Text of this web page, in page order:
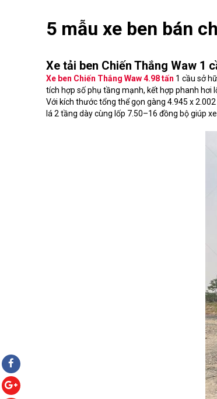
5 mẫu xe ben bán
Xe tải ben Chiến Thắng Waw 1
Xe ben Chiến Thắng Waw 4.98 tấn 1 cầu sở
tích hợp số phụ tầng mạnh, kết hợp phanh hơi
Với kích thước tổng thể gọn gàng 4.945 x
lá 2 tầng dày cùng lốp 7.50–16 đồng bộ giúp